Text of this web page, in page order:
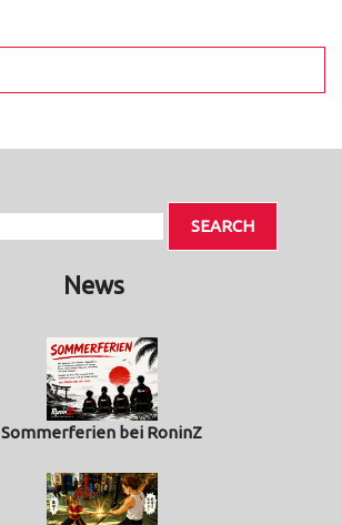
News
Sommerferien bei RoninZ